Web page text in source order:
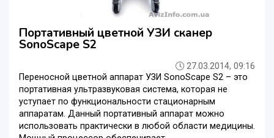
Портативный цветной УЗИ сканер
SonoScape S2
27.03.2014, 09:16
Переносной цветной аппарат УЗИ SonoScape S2 – это
портативная ультразвуковая система, которая не
уступает по функциональности стационарным
аппаратам. Данный портативный аппарат можно
использовать практически в любой области медицины.